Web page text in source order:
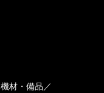
機材・備品